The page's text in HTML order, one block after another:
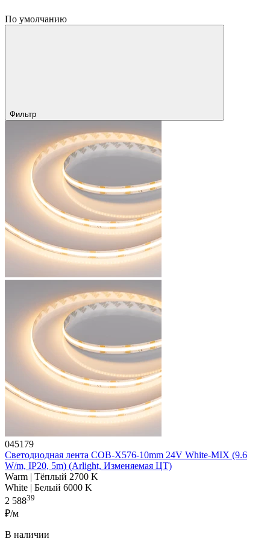
По умолчанию
Фильтр
045179
Светодиодная лента COB-X576-10mm 24V White-MIX (9.6
W/m, IP20, 5m) (Arlight, Изменяемая ЦТ)
Warm | Тёплый 2700 K
White | Белый 6000 K
2 58839
₽/м
В наличии